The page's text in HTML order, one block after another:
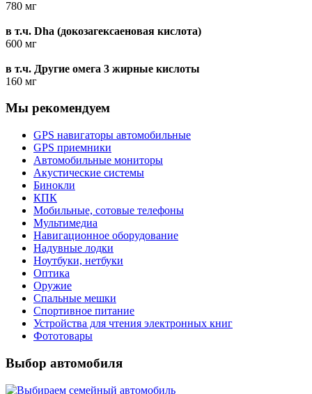
780 мг
в т.ч. Dha (докозагексаеновая кислота)
600 мг
в т.ч. Другие омега 3 жирные кислоты
160 мг
Мы рекомендуем
GPS навигаторы автомобильные
GPS приемники
Автомобильные мониторы
Акустические системы
Бинокли
КПК
Мобильные, сотовые телефоны
Мультимедиа
Навигационное оборудование
Надувные лодки
Ноутбуки, нетбуки
Оптика
Оружие
Спальные мешки
Спортивное питание
Устройства для чтения электронных книг
Фототовары
Выбор автомобиля